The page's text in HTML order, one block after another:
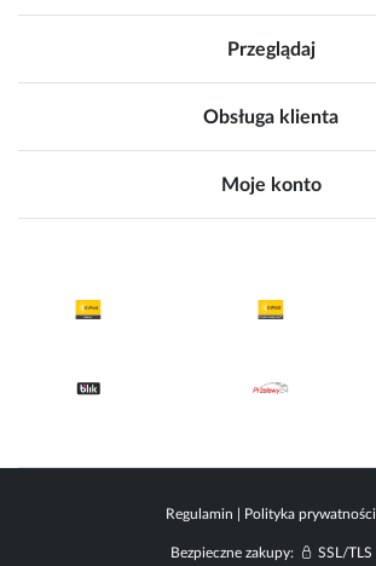
Przeglądaj
Obsługa klienta
Moje konto
Regulamin Polityka prywatności
Bezpieczne zakupy: SSL/TLS